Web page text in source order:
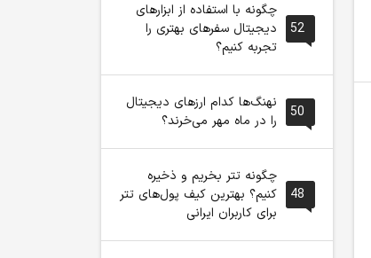
52
چگونه با استفاده از ابزارهای
دیجیتال سفرهای بهتری را
تجربه کنیم؟
50
نهنگ‌ها کدام ارزهای دیجیتال
را در ماه مهر می‌خرند؟
48
چگونه تتر بخریم و ذخیره
کنیم؟ بهترین کیف پول‌های تتر
برای کاربران ایرانی